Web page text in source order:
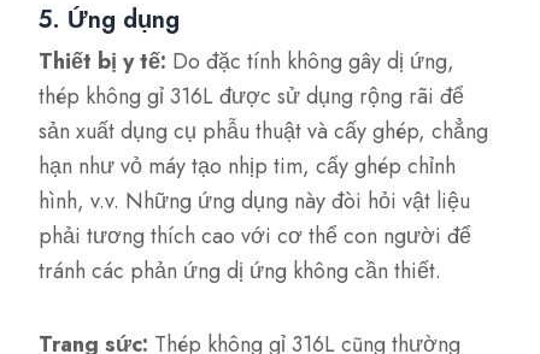
5. Ứng dụng
Thiết bị y tế: Do đặc tính không gây dị ứng,
thép không gỉ 316L được sử dụng rộng rãi để
sản xuất dụng cụ phẫu thuật và cấy ghép, chẳng
hạn như vỏ máy tạo nhịp tim, cấy ghép chỉnh
hình, v.v. Những ứng dụng này đòi hỏi vật liệu
phải tương thích cao với cơ thể con người để
tránh các phản ứng dị ứng không cần thiết.
Trang sức: Thép không gỉ 316L cũng thường